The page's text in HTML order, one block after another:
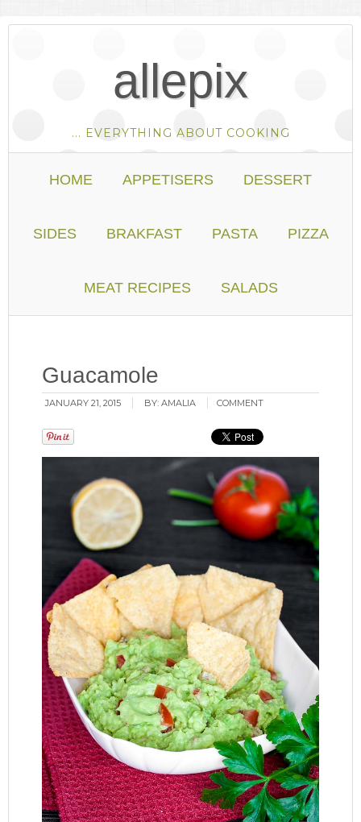
allepix
... EVERYTHING ABOUT COOKING
HOME APPETISERS DESSERT
SIDES BRAKFAST PASTA PIZZA
MEAT RECIPES SALADS
Guacamole
JANUARY 21, 2015 BY:AMALIA COMMENT